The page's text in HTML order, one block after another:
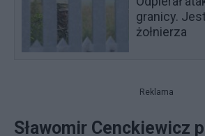
granicy.
żołnierza
Reklama
Sławomir Cenckiewicz